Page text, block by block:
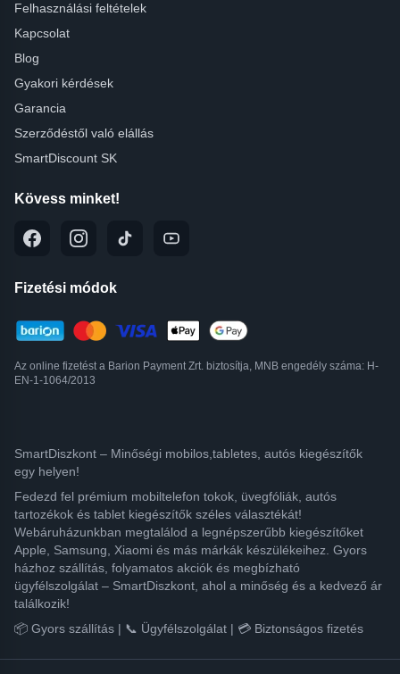
Felhasználási feltételek
Kapcsolat
Blog
Gyakori kérdések
Garancia
Szerződéstől való elállás
SmartDiscount SK
Kövess minket!
Fizetési módok
Az online fizetést a Barion Payment Zrt. biztosítja, MNB engedély száma: H-
EN-1-1064/2013
SmartDiszkont – Minőségi mobilos,tabletes, autós kiegészítők
egy helyen!
Fedezd fel prémium mobiltelefon tokok, üvegfóliák, autós
tartozékok és tablet kiegészítők széles választékát!
Webáruházunkban megtalálod a legnépszerűbb kiegészítőket
Apple, Samsung, Xiaomi és más márkák készülékeihez. Gyors
házhoz szállítás, folyamatos akciók és megbízható
ügyfélszolgálat – SmartDiszkont, ahol a minőség és a kedvező ár
találkozik!
📦 Gyors szállítás | 📞 Ügyfélszolgálat | 💳 Biztonságos fizetés